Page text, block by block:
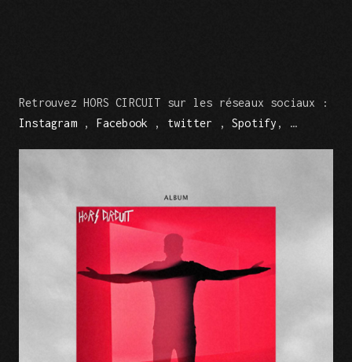
Retrouvez HORS CIRCUIT sur les réseaux sociaux :
Instagram, Facebook , twitter , Spotify , …